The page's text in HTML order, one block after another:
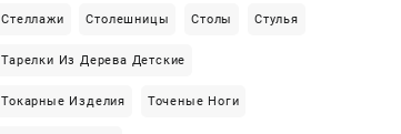
Стеллажи Столешницы Столы Стулья
Тарелки Из Дерева Детские
Токарные Изделия Точеные Ноги